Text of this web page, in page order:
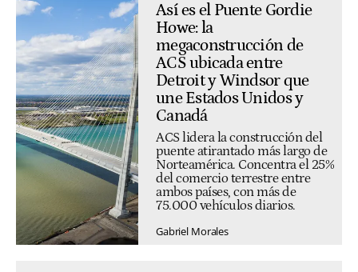
Así es el Puente Gordie
Howe: la
megaconstrucción de
ACS ubicada entre
Detroit y Windsor que
une Estados Unidos y
Canadá
ACS lidera la construcción del
puente atirantado más largo de
Norteamérica. Concentra el 25%
del comercio terrestre entre
ambos países, con más de
75.000 vehículos diarios.
Gabriel Morales